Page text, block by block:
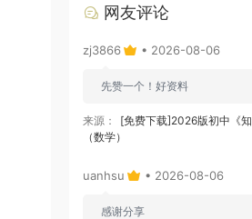
网友评论
zj3866 • 2026-08-06
先赞一个！好资料
来源：
[免费下载]2026版初中《
（数学）
uanhsu • 2026-08-06
感谢分享